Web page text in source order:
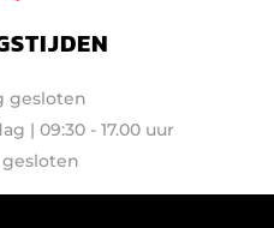
gesloten
| 09:30 - 17.00 uur​